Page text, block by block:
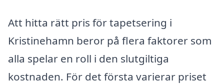
Att hitta rätt pris för tapetsering i
Kristinehamn beror på flera faktorer som
alla spelar en roll i den slutgiltiga
kostnaden. För det första varierar priset